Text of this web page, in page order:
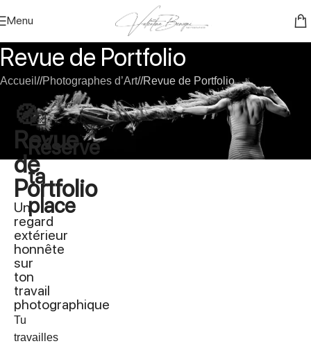
Menu
Revue de Portfolio
Accueil / Photographes d’Art/ Revue de Portfolio
🧭
Revue
de
Portfolio
Un
regard
extérieur
honnête
sur
ton
travail
photographique
Tu
travailles
📅
Réserve
ta
place